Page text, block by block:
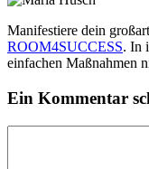
Manifestiere dein
ROOM4SUCCESS. In
einfachen Maßnahmen
Ein Kommentar